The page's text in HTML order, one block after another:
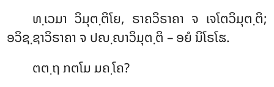
ທ຺ເວມາ ວິມຸຕ຺ຕິໂຍ, ຣາຄວິຣາຄາ ຈ ເຈໂຕວິມຸຕ຺ຕິ;
ອວິຊ຺ຊາວິຣາຄາ ຈ ປຎ຺ຎາວິມຸຕ຺ຕິ – ອຍໍ ນິໂຣໂຘ.
ຕຕ຺ຖ ກຕໂມ ມຄ຺ໂຄ?